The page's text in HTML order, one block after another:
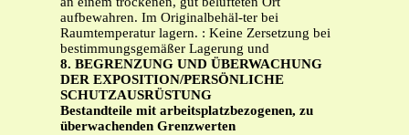
aufbewahren. Im Originalbehäl-ter bei
Raumtemperatur lagern. : Keine Zersetzung bei
bestimmungsgemäßer Lagerung und
8. BEGRENZUNG UND ÜBERWACHUNG
DER EXPOSITION/PERSÖNLICHE
SCHUTZAUSRÜSTUNG
Bestandteile mit arbeitsplatzbezogenen, zu
überwachenden Grenzwerten